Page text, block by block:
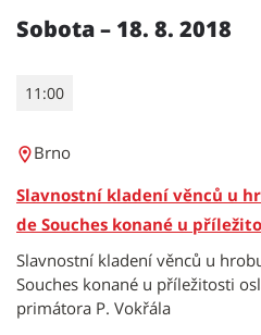
Sobota – 18. 8. 2018
11:00
Brno
Slavnostní kladení věnců u
de Souches konané u
Slavnostní kladení věnců u
Souches konané u příležitosti
primátora P. Vokřála